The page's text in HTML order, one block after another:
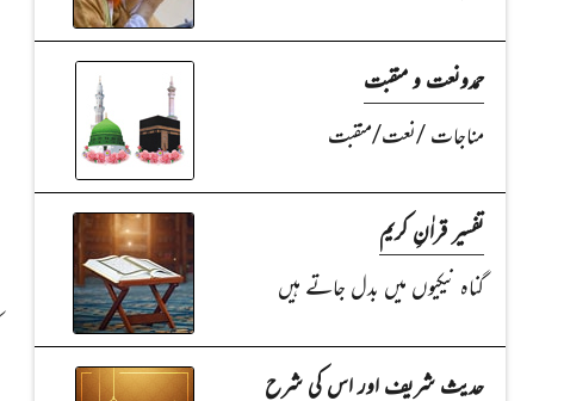
حمدونعت و منقبت
مناجات /نعت/منقبت
تفسیر قراٰنِ کریم
گناہ نیکیوں میں بدل جاتے ہیں
حدیث شریف اور اس کی شرح